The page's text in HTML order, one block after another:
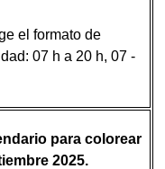
el formato de
07 h a 20 h, 07 -
para colorear
2025.